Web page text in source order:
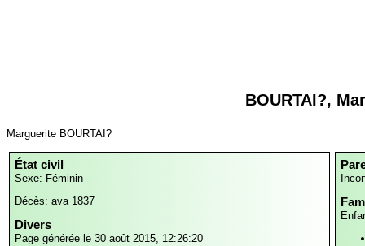
BOURTAI?,
Marguerite BOURTAI?
État civil
Sexe: Féminin
Décès: ava 1837
Divers
Page générée le 30 août 2015, 12:26:20